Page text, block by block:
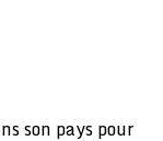
son pays pour